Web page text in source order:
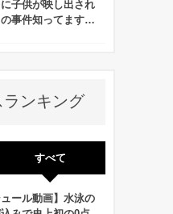
子供が映し出され
事件知ってます
ランキング
すべて
ュール動画】水泳の